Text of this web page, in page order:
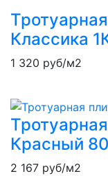
Классика
1 320 руб/м2
Красный
2 167 руб/м2